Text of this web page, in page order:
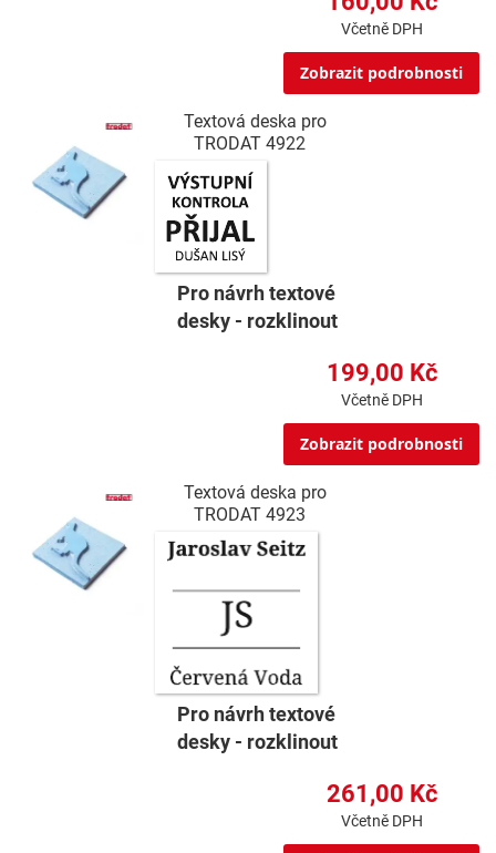
Včetně DPH
Zobrazit podrobnosti
Textová deska pro
TRODAT 4922
Pro návrh textové
desky - rozklinout
199,00 Kč
Včetně DPH
Zobrazit podrobnosti
Textová deska pro
TRODAT 4923
Pro návrh textové
desky - rozklinout
261,00 Kč
Včetně DPH